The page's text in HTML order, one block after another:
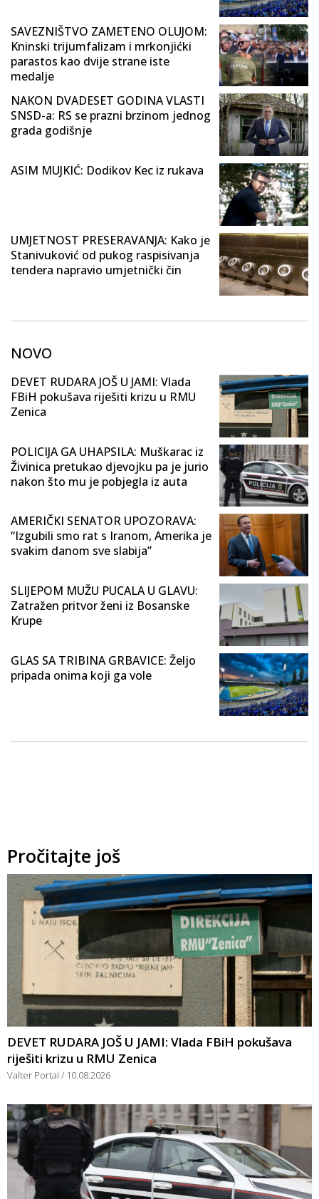
SAVEZNIŠTVO ZAMETENO OLUJOM:
Kninski trijumfalizam i mrkonjićki
parastos kao dvije strane iste
medalje
NAKON DVADESET GODINA VLASTI
SNSD-a: RS se prazni brzinom jednog
grada godišnje
ASIM MUJKIĆ: Dodikov Kec iz rukava
UMJETNOST PRESERAVANJA: Kako je
Stanivuković od pukog raspisivanja
tendera napravio umjetnički čin
NOVO
DEVET RUDARA JOŠ U JAMI: Vlada
FBiH pokušava riješiti krizu u RMU
Zenica
POLICIJA GA UHAPSILA: Muškarac iz
Živinica pretukao djevojku pa je jurio
nakon što mu je pobjegla iz auta
AMERIČKI SENATOR UPOZORAVA:
“Izgubili smo rat s Iranom, Amerika je
svakim danom sve slabija”
SLIJEPOM MUŽU PUCALA U GLAVU:
Zatražen pritvor ženi iz Bosanske
Krupe
GLAS SA TRIBINA GRBAVICE: Željo
pripada onima koji ga vole
Pročitajte još
DEVET RUDARA JOŠ U JAMI: Vlada FBiH pokušava
riješiti krizu u RMU Zenica
Valter Portal 10.08.2026